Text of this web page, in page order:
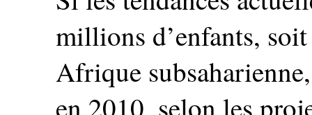
millions d’enfants,
Afrique
en 2010, selon les